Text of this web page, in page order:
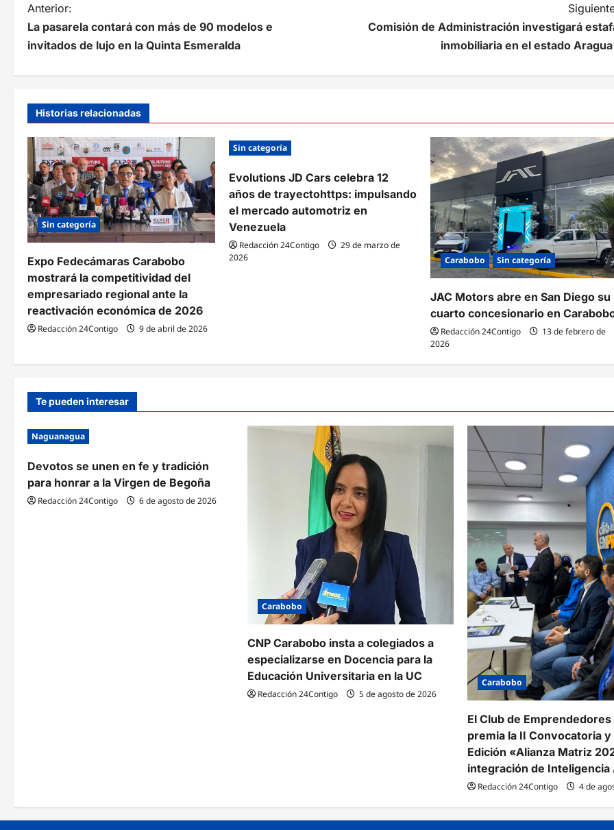
N
a
g
a
c
i
ó
n
d
e
e
n
a
d
s
Anterior:
La pasarela contará con más de 90 modelos e
invitados de lujo en la Quinta Esmeralda
Comisión de Administración investigará
inmobiliaria en el estado
Historias relacionadas
Sin categoría
Expo Fedecámaras Carabobo
mostrará la competitividad del
empresariado regional ante la
reactivación económica de 2026
Redacción 24Contigo 9 de abril de 2026
Sin categoría
Evolutions JD Cars celebra 12
años de trayectohttps: impulsando
el mercado automotriz en
Venezuela
Redacción 24Contigo
29 de marzo de
2026
Carabobo Sin categoría
JAC Motors abre en San Diego su
cuarto concesionario en
Redacción 24Contigo
13 de febrero de
2026
Te pueden interesar
Naguanagua
Devotos se unen en fe y tradición
para honrar a la Virgen de Begoña
Redacción 24Contigo 6 de agosto de 2026
Carabobo
CNP Carabobo insta a colegiados a
especializarse en Docencia para la
Educación Universitaria en la UC
Redacción 24Contigo 5 de agosto de 2026
Carabobo
El Club de Emprendedores
premia la II Convocatoria y
Edición «Alianza Matriz
integración de Inteligencia
Redacción 24Contigo 4 de